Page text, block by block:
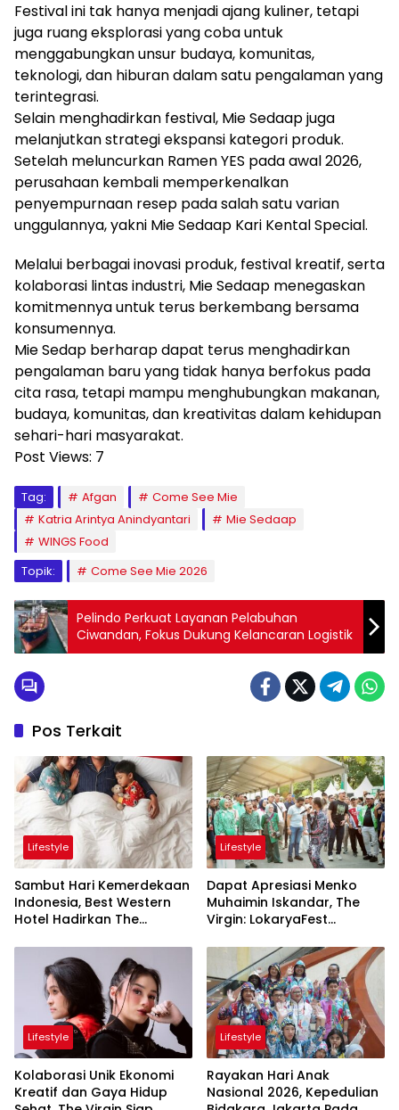
Festival ini tak hanya menjadi ajang kuliner, tetapi
juga ruang eksplorasi yang coba untuk
menggabungkan unsur budaya, komunitas,
teknologi, dan hiburan dalam satu pengalaman yang
terintegrasi.
Selain menghadirkan festival, Mie Sedaap juga
melanjutkan strategi ekspansi kategori produk.
Setelah meluncurkan Ramen YES pada awal 2026,
perusahaan kembali memperkenalkan
penyempurnaan resep pada salah satu varian
unggulannya, yakni Mie Sedaap Kari Kental Special.
Melalui berbagai inovasi produk, festival kreatif, serta
kolaborasi lintas industri, Mie Sedaap menegaskan
komitmennya untuk terus berkembang bersama
konsumennya.
Mie Sedap berharap dapat terus menghadirkan
pengalaman baru yang tidak hanya berfokus pada
cita rasa, tetapi mampu menghubungkan makanan,
budaya, komunitas, dan kreativitas dalam kehidupan
sehari-hari masyarakat.
Post Views: 7
Tag: Afgan
Come See Mie
Katria Arintya Anindyantari
Mie Sedaap
WINGS Food
Topik:
Come See Mie 2026
Pelindo Perkuat Layanan Pelabuhan
Ciwandan, Fokus Dukung Kelancaran Logistik
Pos Terkait
Lifestyle
Sambut Hari Kemerdekaan
Indonesia, Best Western
Hotel Hadirkan The
Hingga 45%
Lifestyle
Dapat Apresiasi Menko
Muhaimin Iskandar, The
Virgin: LokaryaFest
Pertemukan Kolaborasi
Lifestyle
Kolaborasi Unik Ekonomi
Kreatif dan Gaya Hidup
Lifestyle
Rayakan Hari Anak
Nasional 2026, Kepedulian